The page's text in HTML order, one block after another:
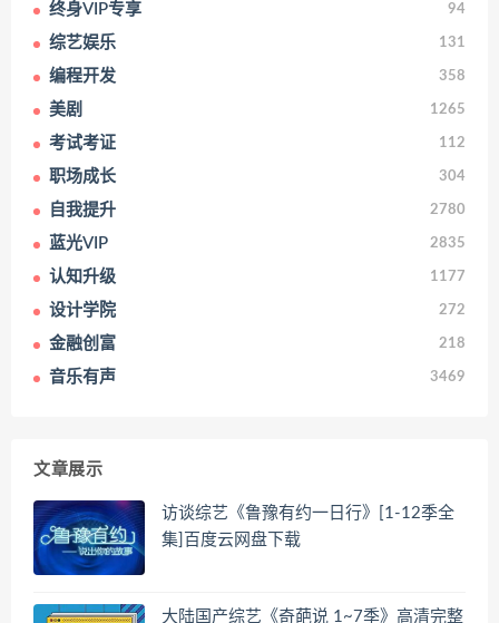
终身VIP专享 94
综艺娱乐 131
编程开发 358
美剧 1265
考试考证 112
职场成长 304
自我提升 2780
蓝光VIP 2835
认知升级 1177
设计学院 272
金融创富 218
音乐有声 3469
文章展示
访谈综艺《鲁豫有约一日行》[1-12季全
集]百度云网盘下载
大陆国产综艺《奇葩说 1~7季》高清完整